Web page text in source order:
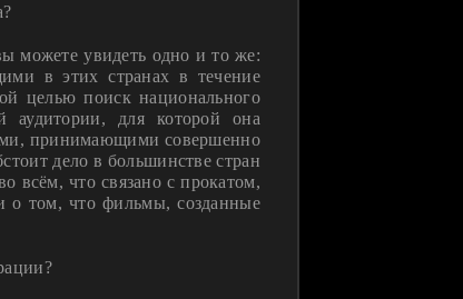
можете увидеть одно и то же:
в этих странах в течение
целью поиск национального
аудитории, для которой она
принимающими совершенно
дело в большинстве стран
всём, что связано с прокатом,
о том, что фильмы, созданные